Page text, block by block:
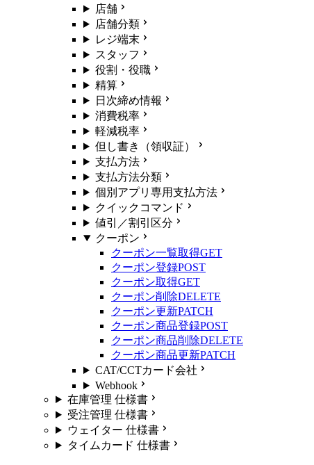
店舗
店舗分類
レジ端末
スタッフ
役割・役職
精算
日次締め情報
消費税率
軽減税率
但し書き（領収証）
支払方法
支払方法分類
個別アプリ専用支払方法
クイックコマンド
値引／割引区分
クーポン
クーポン一覧取得GET
クーポン登録POST
クーポン取得GET
クーポン削除DELETE
クーポン更新PATCH
クーポン商品登録POST
クーポン商品削除DELETE
クーポン商品更新PATCH
CAT/CCTカード会社
Webhook
在庫管理 仕様書
受注管理 仕様書
ウェイター 仕様書
タイムカード 仕様書